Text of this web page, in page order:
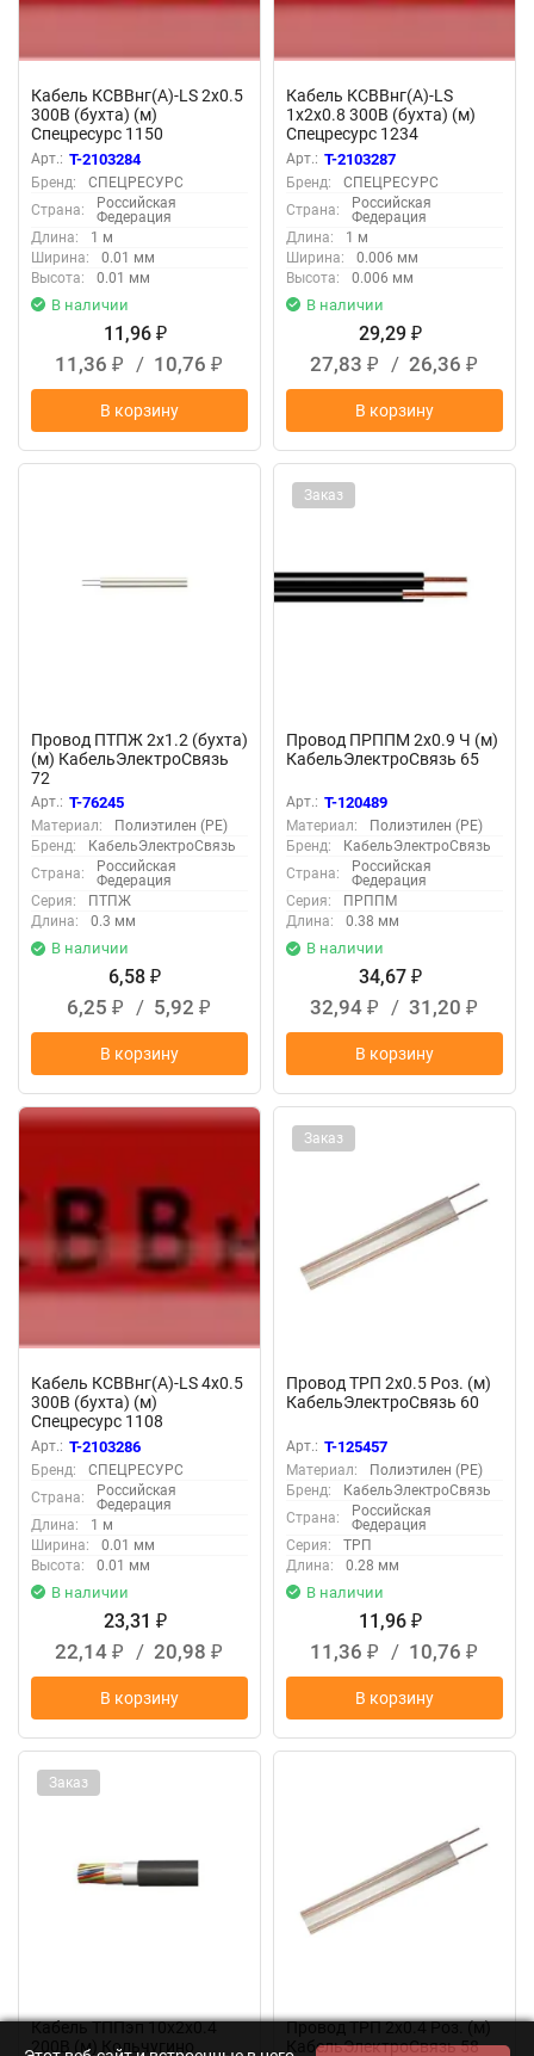
Кабель КСВВнг(А)-LS 2х0.5
300В (бухта) (м)
Спецресурс 1150
Арт.: T-2103284
Бренд:
СПЕЦРЕСУРС
Страна:
Российская
Федерация
Длина:
1 м
Ширина:
0.01 мм
Высота:
0.01 мм
В наличии
11,96 ₽
11,36 ₽ / 10,76 ₽
В корзину
Кабель КСВВнг(А)-LS
1х2х0.8 300В (бухта) (м)
Спецресурс 1234
Арт.: T-2103287
Бренд:
СПЕЦРЕСУРС
Страна:
Российская
Федерация
Длина:
1 м
Ширина:
0.006 мм
Высота:
0.006 мм
В наличии
29,29 ₽
27,83 ₽ / 26,36 ₽
В корзину
Провод ПТПЖ 2х1.2 (бухта)
(м) КабельЭлектроСвязь
72
Арт.: T-76245
Материал:
Полиэтилен (PE)
Бренд:
КабельЭлектроСвязь
Страна:
Российская
Федерация
Серия:
ПТПЖ
Длина:
0.3 мм
В наличии
6,58 ₽
6,25 ₽ / 5,92 ₽
В корзину
Заказ
Провод ПРППМ 2х0.9 Ч (м)
КабельЭлектроСвязь 65
Арт.: T-120489
Материал:
Полиэтилен (PE)
Бренд:
КабельЭлектроСвязь
Страна:
Российская
Федерация
Серия:
ПРППМ
Длина:
0.38 мм
В наличии
34,67 ₽
32,94 ₽ / 31,20 ₽
В корзину
Кабель КСВВнг(А)-LS 4х0.5
300В (бухта) (м)
Спецресурс 1108
Арт.: T-2103286
Бренд:
СПЕЦРЕСУРС
Страна:
Российская
Федерация
Длина:
1 м
Ширина:
0.01 мм
Высота:
0.01 мм
В наличии
23,31 ₽
22,14 ₽ / 20,98 ₽
В корзину
Заказ
Провод ТРП 2х0.5 Роз. (м)
КабельЭлектроСвязь 60
Арт.: T-125457
Материал:
Полиэтилен (PE)
Бренд:
КабельЭлектроСвязь
Страна:
Российская
Федерация
Серия:
ТРП
Длина:
0.28 мм
В наличии
11,96 ₽
11,36 ₽ / 10,76 ₽
В корзину
Заказ
Кабель ТППэп 10х2х0.4
200В (м) Кольчугино
Провод ТРП 2х0.4 Роз. (м)
КабельЭлектроСвязь 58